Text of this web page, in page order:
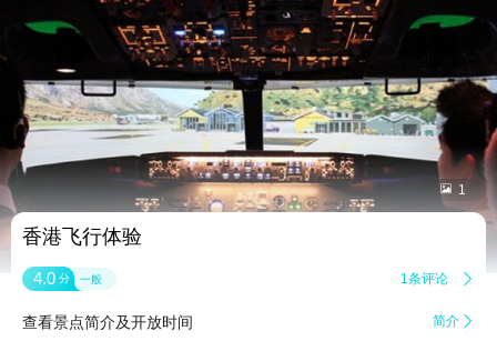
 1
香港飞行体验
4.0 分 一般 1条评论 
查看景点简介及开放时间 简介 
